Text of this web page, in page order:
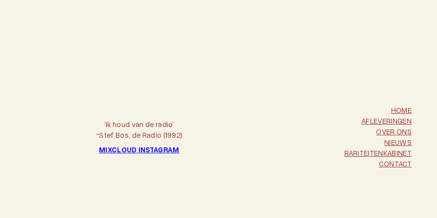
‘ik houd van de radio’
~Stef Bos, de Radio (1992)
MIXCLOUD INSTAGRAM
HOME
AFLEVERINGEN
OVER ONS
NIEUWS
RARITEITENKABINET
CONTACT